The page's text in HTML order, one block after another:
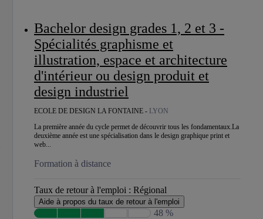
Bachelor design grades 1, 2 et 3 -
Spécialités graphisme et
illustration, espace et architecture
d'intérieur ou design produit et
design industriel
ECOLE DE DESIGN LA FONTAINE - LYON
La première année du cycle permet de découvrir tous les fondamentaux.La
deuxième année est une spécialisation dans le design graphique print et
web...
Formation à distance
Taux de retour à l'emploi : Régional
Aide à propos du taux de retour à l'emploi
48 %